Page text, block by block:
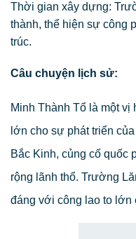
Thời gian xây dựng:
thành, thể hiện sự công
trúc.
Câu chuyện lịch sử:
Minh Thành Tổ là một vị
lớn cho sự phát triển
Bắc Kinh, củng cố quốc
rộng lãnh thổ. Trường
đáng với công lao to lớn